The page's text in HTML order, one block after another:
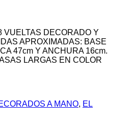
VUELTAS DECORADO Y
APROXIMADAS: BASE
47cm Y ANCHURA 16cm.
LARGAS EN COLOR
A MANO, EL